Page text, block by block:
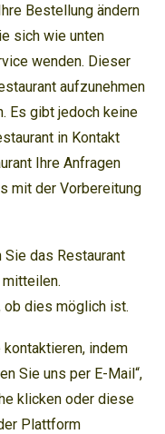
Bestellung ändern
sich wie unten
wenden. Dieser
aufzunehmen
Es gibt jedoch keine
in Kontakt
Ihre Anfragen
mit der Vorbereitung
das Restaurant
dies möglich ist.
indem
Sie uns per E-Mail“,
klicken oder diese
Plattform